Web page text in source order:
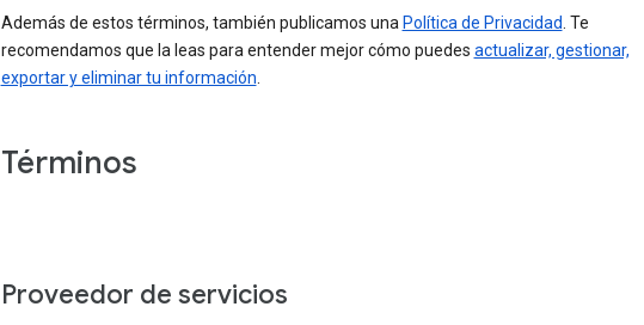
Además de estos términos, también publicamos una Política de Privacidad . Te
recomendamos que la leas para entender mejor cómo puedes actualizar, gestionar,
exportar y eliminar tu información
Términos
Proveedor de servicios